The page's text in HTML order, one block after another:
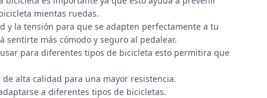
mientas ruedas.
y la tensión para que se adapten perfectamente a tu
sentirte más cómodo y seguro al pedalear.
para diferentes tipos de bicicleta esto permitira que
alta calidad para una mayor resistencia.
a diferentes tipos de bicicletas.